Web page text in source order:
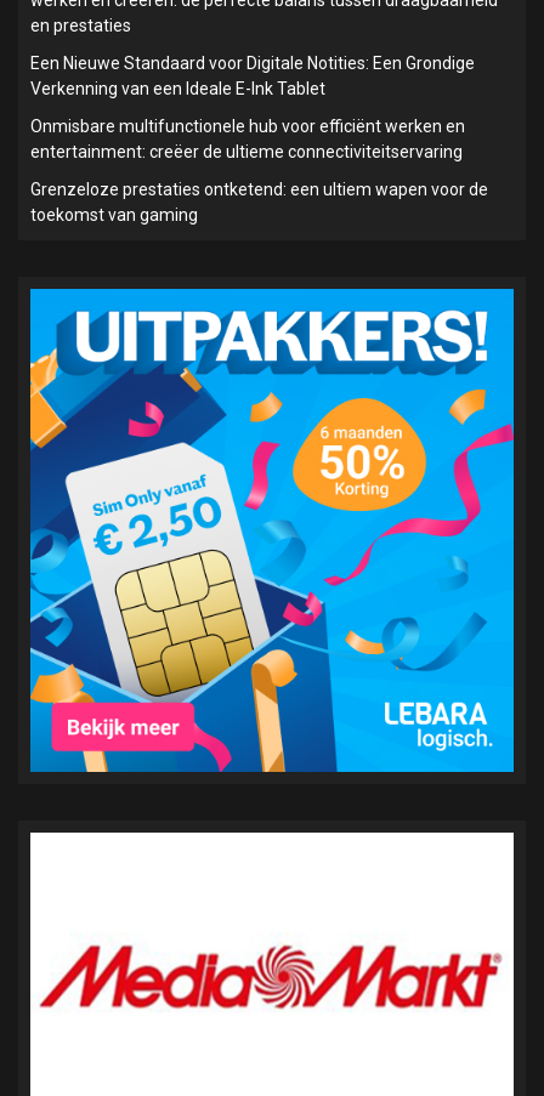
en prestaties
Een Nieuwe Standaard voor Digitale Notities: Een Grondige
Verkenning van een Ideale E-Ink Tablet
Onmisbare multifunctionele hub voor efficiënt werken en
entertainment: creëer de ultieme connectiviteitservaring
Grenzeloze prestaties ontketend: een ultiem wapen voor de
toekomst van gaming